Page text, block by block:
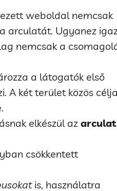
weboldal nemcsak
arculatát. Ugyanez
nemcsak a
a látogatók első
A két terület közös
elkészül az
csökkentett
is, használatra